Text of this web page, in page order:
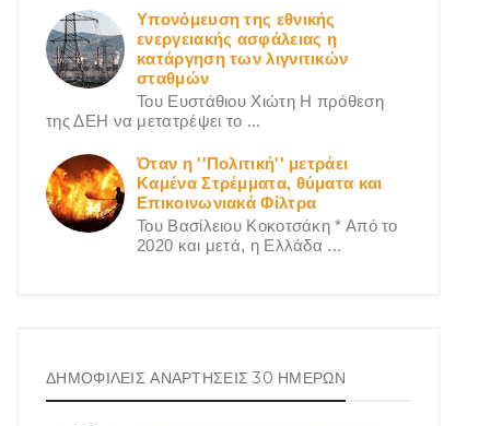
Υπονόμευση της εθνικής
ενεργειακής ασφάλειας η
κατάργηση των λιγνιτικών
σταθμών
Του Ευστάθιου Χιώτη Η πρόθεση
της ΔΕΗ να μετατρέψει το ...
Όταν η ''Πολιτική'' μετράει
Καμένα Στρέμματα, θύματα και
Επικοινωνιακά Φίλτρα
Του Βασίλειου Κοκοτσάκη * Από το
2020 και μετά, η Ελλάδα ...
ΔΗΜΟΦΙΛΕΙΣ ΑΝΑΡΤΗΣΕΙΣ 30 ΗΜΕΡΩΝ